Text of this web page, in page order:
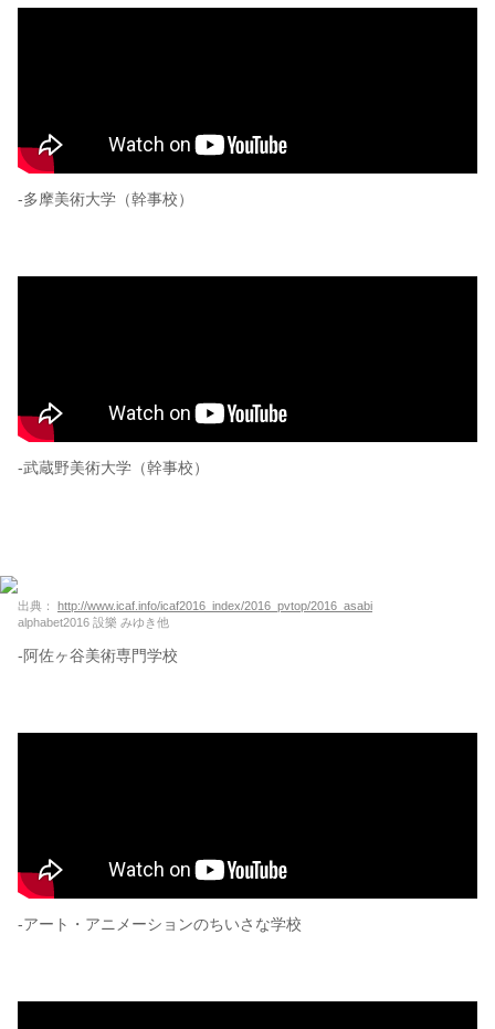
-多摩美術大学（幹事校）
-武蔵野美術大学（幹事校）
出典：
http://www.icaf.info/icaf2016_index/2016_pvtop/2016_asabi
alphabet2016 設樂 みゆき他
-阿佐ヶ谷美術専門学校
-アート・アニメーションのちいさな学校